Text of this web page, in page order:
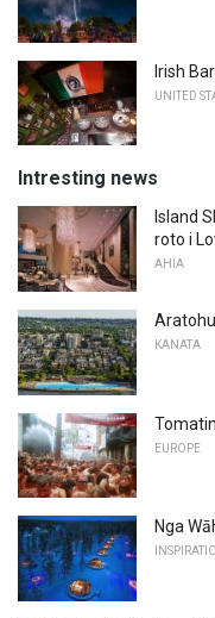
Irish
UNITED
Intresting news
Island
roto i
AHIA
KANATA
EUROPE
Nga